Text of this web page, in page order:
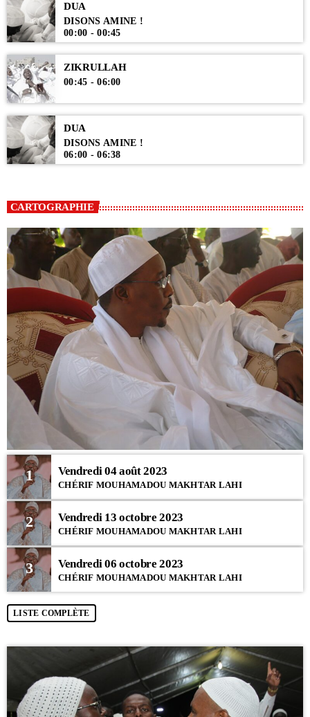
DUA
DISONS AMINE !
00:00 - 00:45
ZIKRULLAH
00:45 - 06:00
DUA
DISONS AMINE !
06:00 - 06:38
CARTOGRAPHIE
1 Vendredi 04 août 2023
CHÉRIF MOUHAMADOU MAKHTAR LAHI
2 Vendredi 13 octobre 2023
CHÉRIF MOUHAMADOU MAKHTAR LAHI
3 Vendredi 06 octobre 2023
CHÉRIF MOUHAMADOU MAKHTAR LAHI
LISTE COMPLÈTE